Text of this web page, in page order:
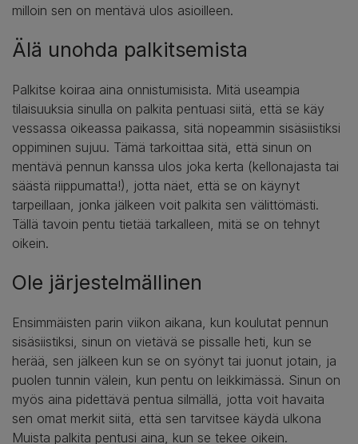
milloin sen on mentävä ulos asioilleen.
Älä unohda palkitsemista
Palkitse koiraa aina onnistumisista. Mitä useampia
tilaisuuksia sinulla on palkita pentuasi siitä, että se käy
vessassa oikeassa paikassa, sitä nopeammin sisäsiistiksi
oppiminen sujuu. Tämä tarkoittaa sitä, että sinun on
mentävä pennun kanssa ulos joka kerta (kellonajasta tai
säästä riippumatta!), jotta näet, että se on käynyt
tarpeillaan, jonka jälkeen voit palkita sen välittömästi.
Tällä tavoin pentu tietää tarkalleen, mitä se on tehnyt
oikein.
Ole järjestelmällinen
Ensimmäisten parin viikon aikana, kun koulutat pennun
sisäsiistiksi, sinun on vietävä se pissalle heti, kun se
herää, sen jälkeen kun se on syönyt tai juonut jotain, ja
puolen tunnin välein, kun pentu on leikkimässä. Sinun on
myös aina pidettävä pentua silmällä, jotta voit havaita
sen omat merkit siitä, että sen tarvitsee käydä ulkona
Muista palkita pentusi aina, kun se tekee oikein.